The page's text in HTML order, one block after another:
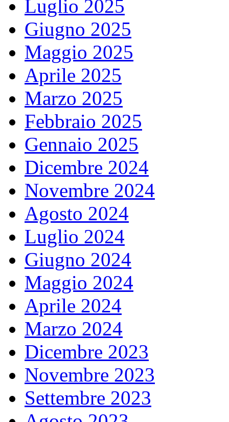
Luglio 2025
Giugno 2025
Maggio 2025
Aprile 2025
Marzo 2025
Febbraio 2025
Gennaio 2025
Dicembre 2024
Novembre 2024
Agosto 2024
Luglio 2024
Giugno 2024
Maggio 2024
Aprile 2024
Marzo 2024
Dicembre 2023
Novembre 2023
Settembre 2023